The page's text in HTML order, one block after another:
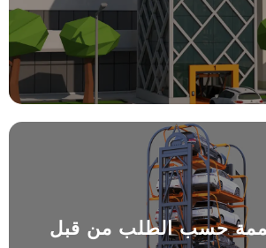
حسب الطلب من قبل
مُصممة حسب الطلب من قبل
مهندسين متخصصين
ومصممونا بتحليل كل موقع لتوصيل نظام "بارك